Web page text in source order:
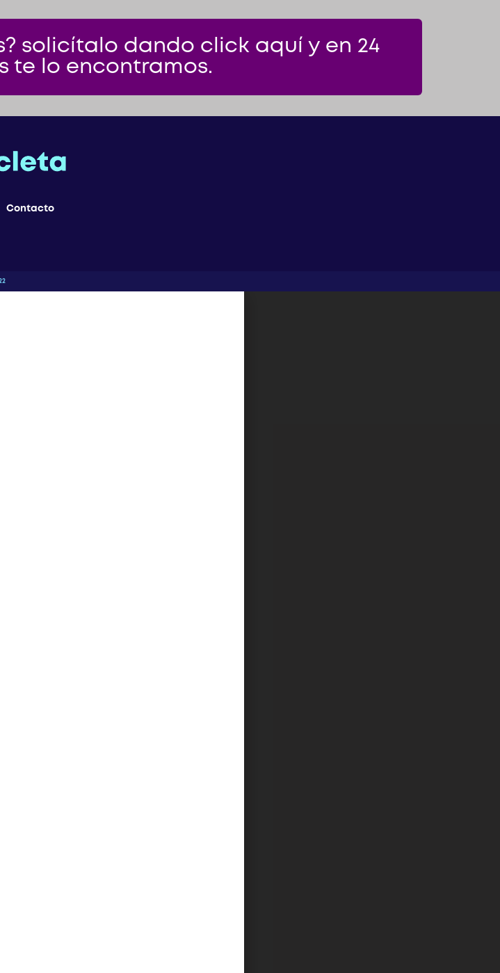
solicítalo dando click aquí y en 24
te lo encontramos.
Contacto